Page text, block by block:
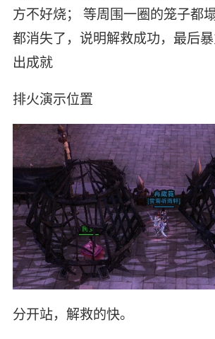
方不好烧； 等周围一圈的笼子都
都消失了，说明解救成功，最后
出成就
排火演示位置
分开站，解救的快。